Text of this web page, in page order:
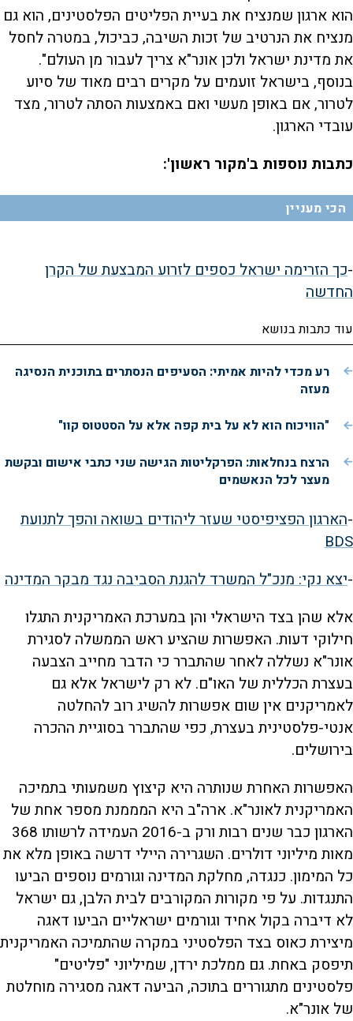
הוא ארגון שמנציח את בעיית הפליטים הפלסטינים, הוא גם
מנציח את הנרטיב של זכות השיבה, כביכול, במטרה לחסל
את מדינת ישראל ולכן אונר"א צריך לעבור מן העולם".
בנוסף, בישראל זועמים על מקרים רבים מאוד של סיוע
לטרור, אם באופן מעשי ואם באמצעות הסתה לטרור, מצד
עובדי הארגון.
כתבות נוספות ב'מקור ראשון':
הכי מעניין
-כך הזרימה ישראל כספים לזרוע המבצעת של הקרן
החדשה
עוד כתבות בנושא
רע מכדי להיות אמיתי: הסעיפים הנסתרים בתוכנית הנסיגה
מעזה
"הוויכוח הוא לא על בית קפה אלא על הסטטוס קוו"
הרצח בנחלאות: הפרקליטות הגישה שני כתבי אישום ובקשת
מעצר לכל הנאשמים
-הארגון הפציפיסטי שעזר ליהודים בשואה והפך לתנועת
BDS
-יצא נקי: מנכ"ל המשרד להגנת הסביבה נגד מבקר המדינה
אלא שהן בצד הישראלי והן במערכת האמריקנית התגלו
חילוקי דעות. האפשרות שהציע ראש הממשלה לסגירת
אונר"א נשללה לאחר שהתברר כי הדבר מחייב הצבעה
בעצרת הכללית של האו"ם. לא רק לישראל אלא גם
לאמריקנים אין שום אפשרות להשיג רוב להחלטה
אנטי-פלסטינית בעצרת, כפי שהתברר בסוגיית ההכרה
בירושלים.
האפשרות האחרת שנותרה היא קיצוץ משמעותי בתמיכה
האמריקנית לאונר"א. ארה"ב היא המממנת מספר אחת של
הארגון כבר שנים רבות ורק ב-2016 העמידה לרשותו 368
מאות מיליוני דולרים. השגרירה היילי דרשה באופן מלא את
כל המימון. כנגדה, מחלקת המדינה וגורמים נוספים הביעו
התנגדות. על פי מקורות המקורבים לבית הלבן, גם ישראל
לא דיברה בקול אחיד וגורמים ישראליים הביעו דאגה
מיצירת כאוס בצד הפלסטיני במקרה שהתמיכה האמריקנית
תיפסק באחת. גם ממלכת ירדן, שמיליוני "פליטים"
פלסטינים מתגוררים בתוכה, הביעה דאגה מסגירה מוחלטת
של אונר"א.